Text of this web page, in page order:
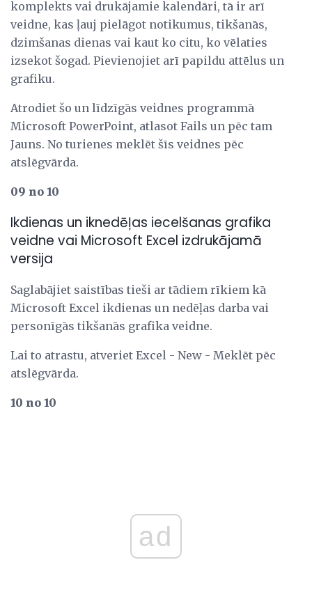
komplekts vai drukājamie kalendāri, tā ir arī
veidne, kas ļauj pielāgot notikumus, tikšanās,
dzimšanas dienas vai kaut ko citu, ko vēlaties
izsekot šogad. Pievienojiet arī papildu attēlus un
grafiku.
Atrodiet šo un līdzīgās veidnes programmā
Microsoft PowerPoint, atlasot Fails un pēc tam
Jauns. No turienes meklēt šīs veidnes pēc
atslēgvārda.
09 no 10
Ikdienas un iknedēļas iecelšanas grafika
veidne vai Microsoft Excel izdrukājamā
versija
Saglabājiet saistības tieši ar tādiem rīkiem kā
Microsoft Excel ikdienas un nedēļas darba vai
personīgās tikšanās grafika veidne.
Lai to atrastu, atveriet Excel - New - Meklēt pēc
atslēgvārda.
10 no 10
ad